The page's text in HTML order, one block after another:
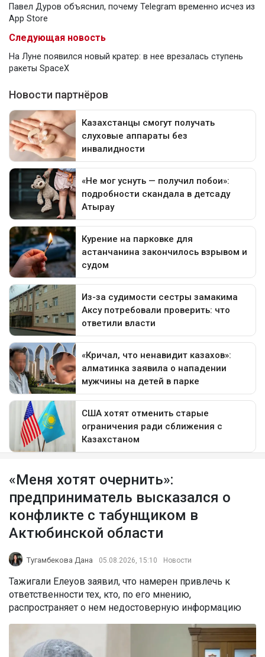
Павел Дуров объяснил, почему Telegram временно исчез из
App Store
Следующая новость
На Луне появился новый кратер: в нее врезалась ступень
ракеты SpaceX
«Меня хотят очернить»:
предприниматель высказался о
конфликте с табунщиком в
Актюбинской области
Тугамбекова Дана 05.08.2026, 15:10 Новости
Тажигали Елеуов заявил, что намерен привлечь к
ответственности тех, кто, по его мнению,
распространяет о нем недостоверную информацию